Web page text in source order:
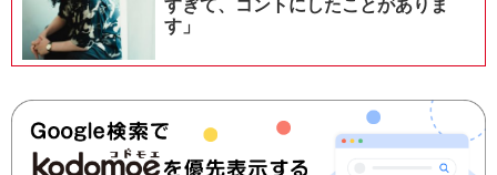
すぎて、コントにしたことがありま
す」